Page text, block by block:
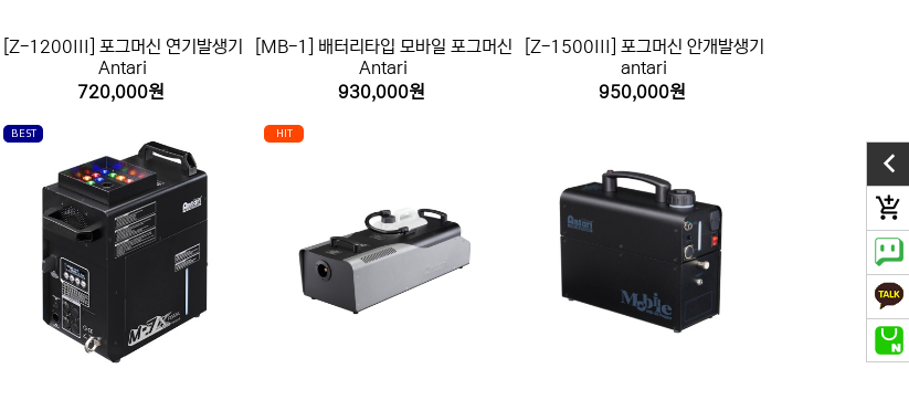
[Z-1200III] 포그머신 연기발생기
Antari
720,000원
[MB-1] 배터리타입 모바일 포그머신
Antari
930,000원
[Z-1500III] 포그머신 안개발생기
antari
950,000원
BEST HIT
add_shopping_cart